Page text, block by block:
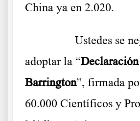
China ya en 2.020.
Ustedes se
adoptar la “
Barrington”, firmada
60.000 Científicos y